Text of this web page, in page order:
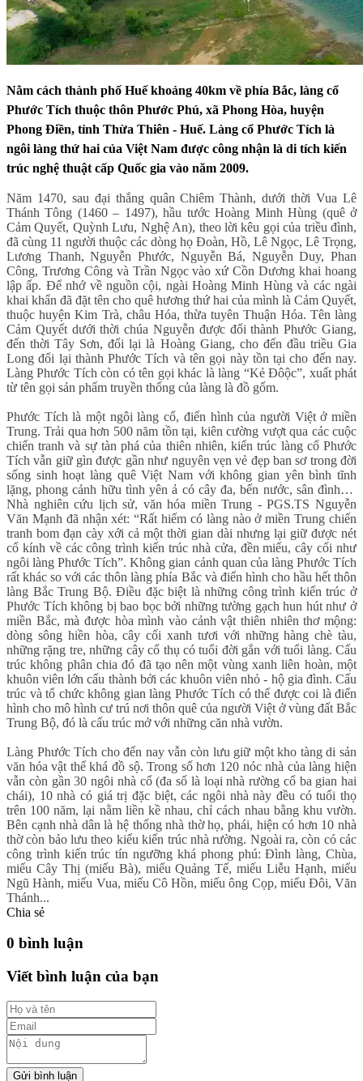
Nằm cách thành phố Huế khoảng 40km về phía Bắc, làng cổ
Phước Tích thuộc thôn Phước Phú, xã Phong Hòa, huyện
Phong Điền, tỉnh Thừa Thiên - Huế. Làng cổ Phước Tích là
ngôi làng thứ hai của Việt Nam được công nhận là di tích kiến
trúc nghệ thuật cấp Quốc gia vào năm 2009.
Năm 1470, sau đại thắng quân Chiêm Thành, dưới thời Vua Lê
Thánh Tông (1460 – 1497), hầu tước Hoàng Minh Hùng (quê ở
Cảm Quyết, Quỳnh Lưu, Nghệ An), theo lời kêu gọi của triều đình,
đã cùng 11 người thuộc các dòng họ Đoàn, Hồ, Lê Ngọc, Lê Trọng,
Lương Thanh, Nguyễn Phước, Nguyễn Bá, Nguyễn Duy, Phan
Công, Trương Công và Trần Ngọc vào xứ Cồn Dương khai hoang
lập ấp. Để nhớ về nguồn cội, ngài Hoàng Minh Hùng và các ngài
khai khẩn đã đặt tên cho quê hương thứ hai của mình là Cảm Quyết,
thuộc huyện Kim Trà, châu Hóa, thừa tuyên Thuận Hóa. Tên làng
Cảm Quyết dưới thời chúa Nguyễn được đổi thành Phước Giang,
đến thời Tây Sơn, đổi lại là Hoàng Giang, cho đến đầu triều Gia
Long đổi lại thành Phước Tích và tên gọi này tồn tại cho đến nay.
Làng Phước Tích còn có tên gọi khác là làng “Kẻ Đôộc”, xuất phát
từ tên gọi sản phẩm truyền thống của làng là đồ gốm.
Phước Tích là một ngôi làng cổ, điển hình của người Việt ở miền
Trung. Trải qua hơn 500 năm tồn tại, kiên cường vượt qua các cuộc
chiến tranh và sự tàn phá của thiên nhiên, kiến trúc làng cổ Phước
Tích vẫn giữ gìn được gần như nguyên vẹn vẻ đẹp ban sơ trong đời
sống sinh hoạt làng quê Việt Nam với không gian yên bình tĩnh
lặng, phong cảnh hữu tình yên ả có cây đa, bến nước, sân đình…
Nhà nghiên cứu lịch sử, văn hóa miền Trung - PGS.TS Nguyễn
Văn Mạnh đã nhận xét: “Rất hiếm có làng nào ở miền Trung chiến
tranh bom đạn cày xới cả một thời gian dài nhưng lại giữ được nét
cổ kính về các công trình kiến trúc nhà cửa, đền miếu, cây cối như
ngôi làng Phước Tích”. Không gian cảnh quan của làng Phước Tích
rất khác so với các thôn làng phía Bắc và điển hình cho hầu hết thôn
làng Bắc Trung Bộ. Điều đặc biệt là những công trình kiến trúc ở
Phước Tích không bị bao bọc bởi những tường gạch hun hút như ở
miền Bắc, mà được hòa mình vào cảnh vật thiên nhiên thơ mộng:
dòng sông hiền hòa, cây cối xanh tươi với những hàng chè tàu,
những rặng tre, những cây cổ thụ có tuổi đời gắn với tuổi làng. Cấu
trúc không phân chia đó đã tạo nên một vùng xanh liên hoàn, một
khuôn viên lớn cấu thành bởi các khuôn viên nhỏ - hộ gia đình. Cấu
trúc và tổ chức không gian làng Phước Tích có thể được coi là điển
hình cho mô hình cư trú nơi thôn quê của người Việt ở vùng đất Bắc
Trung Bộ, đó là cấu trúc mở với những căn nhà vườn.
Làng Phước Tích cho đến nay vẫn còn lưu giữ một kho tàng di sản
văn hóa vật thể khá đồ sộ. Trong số hơn 120 nóc nhà của làng hiện
vẫn còn gần 30 ngôi nhà cổ (đa số là loại nhà rường cổ ba gian hai
chái), 10 nhà có giá trị đặc biệt, các ngôi nhà này đều có tuổi thọ
trên 100 năm, lại nằm liền kề nhau, chỉ cách nhau bằng khu vườn.
Bên cạnh nhà dân là hệ thống nhà thờ họ, phái, hiện có hơn 10 nhà
thờ còn bảo lưu theo kiểu kiến trúc nhà rường. Ngoài ra, còn có các
công trình kiến trúc tín ngưỡng khá phong phú: Đình làng, Chùa,
miếu Cây Thị (miếu Bà), miếu Quảng Tế, miếu Liễu Hạnh, miếu
Ngũ Hành, miếu Vua, miếu Cô Hồn, miếu ông Cọp, miếu Đôi, Văn
Thánh...
Chia sẻ
0 bình luận
Viết bình luận của bạn
Gửi bình luận